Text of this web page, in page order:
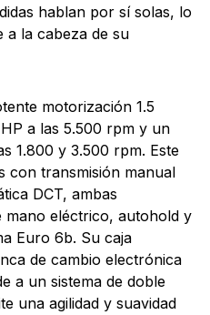
hablan por sí solas, lo
a la cabeza de su
motorización 1.5
a las 5.500 rpm y un
1.800 y 3.500 rpm. Este
con transmisión manual
DCT, ambas
mano eléctrico, autohold y
Euro 6b. Su caja
de cambio electrónica
a un sistema de doble
una agilidad y suavidad